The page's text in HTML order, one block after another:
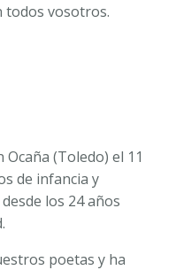
todos vosotros.
(Toledo) el 11
de infancia y
los 24 años
poetas y ha